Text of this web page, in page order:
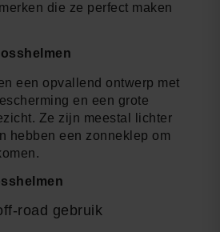
die ze perfect maken
een opvallend ontwerp met
en een grote
Ze zijn meestal lichter
hebben een zonneklep om
road gebruik